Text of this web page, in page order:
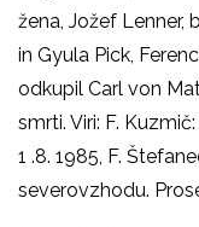
žena, Jožef Lenner,
in Gyula Pick,
odkupil Carl von
smrti. Viri: F.
1 .8. 1985, F.
severovzhodu.